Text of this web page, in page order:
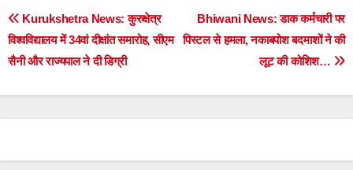
Post
navigation
Bhiwani News: डाक कर्मचारी पर
पिस्टल से हमला, नकाबपोश बदमाशों ने की
लूट की कोशिश…
Kurukshetra News: कुरुक्षेत्र
विश्वविद्यालय में 34वां दीक्षांत समारोह, सीएम
सैनी और राज्यपाल ने दी डिग्री